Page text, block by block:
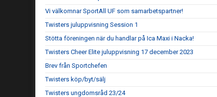
Vi välkomnar SportAll UF som samarbetspartner!
Twisters juluppvisning Session 1
Stötta föreningen när du handlar på Ica Maxi i Nacka!
Twisters Cheer Elite juluppvisning 17 december 2023
Brev från Sportchefen
Twisters köp/byt/sälj
Twisters ungdomsråd 23/24